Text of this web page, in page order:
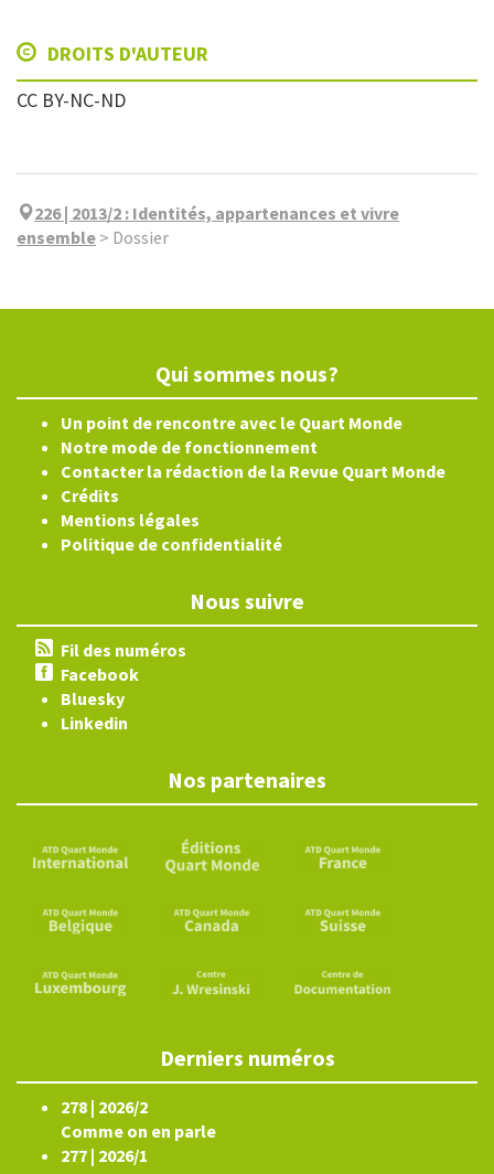
DROITS D'AUTEUR
CC BY-NC-ND
226 | 2013/2 : Identités, appartenances et vivre
ensemble > Dossier
Qui sommes nous?
Un point de rencontre avec le Quart Monde
Notre mode de fonctionnement
Contacter la rédaction de la Revue Quart Monde
Crédits
Mentions légales
Politique de confidentialité
Nous suivre
Fil des numéros
Facebook
Bluesky
Linkedin
Nos partenaires
Derniers numéros
278 | 2026/2
Comme on en parle
277 | 2026/1